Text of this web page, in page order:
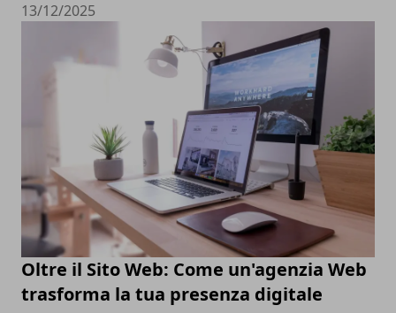
13/12/2025
Oltre il Sito Web: Come un'agenzia Web
trasforma la tua presenza digitale